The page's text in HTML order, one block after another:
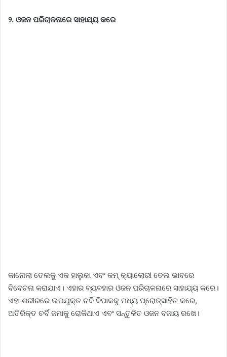
୨. ଓଜନ ପରିଚାଳନାରେ ସାହାଯ୍ୟ କରେ
କାନୋଲା ତେଲକୁ ଏକ ହାଲୁକା ଏବଂ କମ୍ କ୍ୟାଲୋରୀ ତେଲ ଭାବରେ
ବିବେଚନା କରାଯାଏ। ଏହାର ବ୍ୟବହାର ଓଜନ ପରିଚାଳନାରେ ସାହାଯ୍ୟ କରେ।
ଏହା ଶରୀରରେ ଉପଯୁକ୍ତ ଚର୍ବି ବିପାକକୁ ମଧ୍ୟ ପ୍ରୋତ୍ସାହିତ କରେ,
ଅତିରିକ୍ତ ଚର୍ବି ଜମାକୁ ରୋକିଥାଏ ଏବଂ ସନ୍ତୁଳିତ ଓଜନ ବଜାୟ ରଖେ।